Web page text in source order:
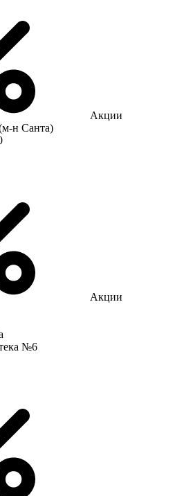
Акции
н Санта)
Акции
№6